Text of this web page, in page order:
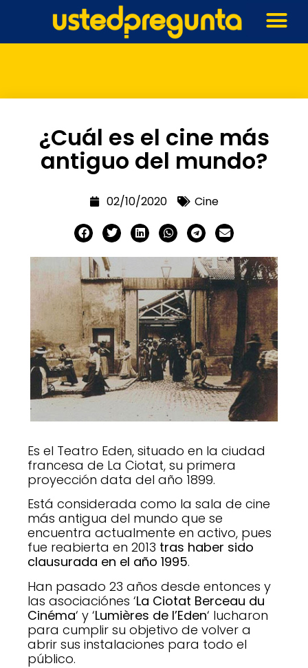
¿Cuál es el cine más
antiguo del mundo?
02/10/2020 Cine
Es el Teatro Eden, situado en la ciudad
francesa de La Ciotat, su primera
proyección data del año 1899.
Está considerada como la sala de cine
más antigua del mundo que se
encuentra actualmente en activo, pues
fue reabierta en 2013 tras haber sido
clausurada en el año 1995.
Han pasado 23 años desde entonces y
las asociaciónes ‘La Ciotat Berceau du
Cinéma‘ y ‘Lumières de l’Eden‘ lucharon
para cumplir su objetivo de volver a
abrir sus instalaciones para todo el
público.